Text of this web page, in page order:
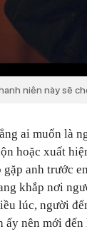
niên này sẽ
ai muốn là
hoặc xuất
gặp anh trước
khắp nơi
lúc, người
ấy nên mới